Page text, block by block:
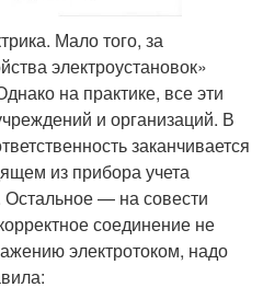
Мало того, за
электроустановок»
на практике, все эти
и организаций. В
заканчивается
из прибора учета
Остальное — на совести
соединение не
электротоком, надо